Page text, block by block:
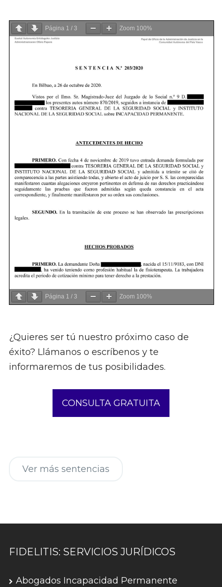
Página 1 / 3 Zoom 100%
Página 1 / 3 Zoom 100%
¿Quieres ser tú nuestro próximo caso de
éxito? Llámanos o escríbenos y te
informaremos de tus posibilidades.
CONSULTA GRATUITA
Ver más sentencias
FIDELITIS: SERVICIOS JURÍDICOS
Abogados Incapacidad Permanente